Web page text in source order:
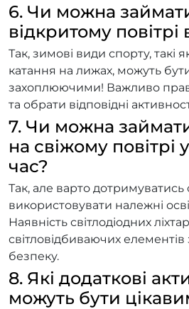
6. Чи можна
відкритому повітрі
Так, зимові види спорту, такі
катання на лижах, можуть
захоплюючими! Важливо
та обрати відповідні
7. Чи можна
на свіжому повітрі
час?
Так, але варто дотримуватись
використовувати належні
Наявність світлодіодних
світловідбиваючих
безпеку.
8. Які додаткові
можуть бути